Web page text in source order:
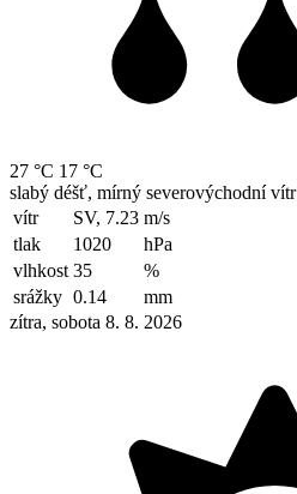
27 °C 17 °C
slabý déšť, mírný severovýchodní vítr
vítr
SV, 7.23 m/s
tlak
1020
hPa
vlhkost 35
%
srážky 0.14
mm
zítra, sobota 8. 8. 2026